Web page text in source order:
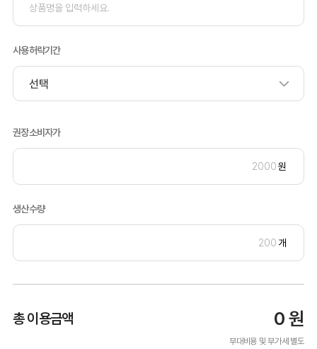
사용허락기간
권장소비자가
원
생산수량
개
총 이용금액 0 원
부대비용 및 부가세 별도